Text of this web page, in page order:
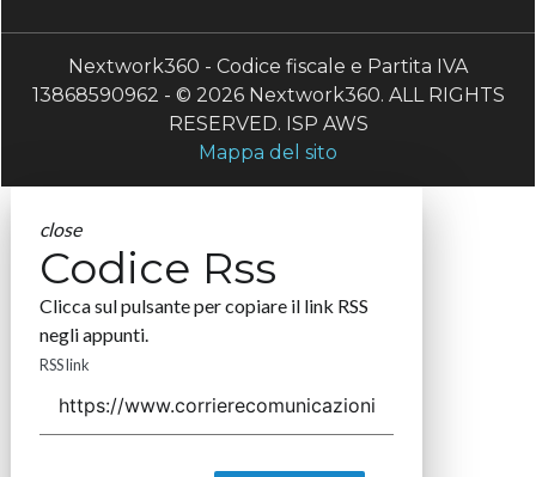
Nextwork360 - Codice fiscale e Partita IVA
13868590962 - © 2026 Nextwork360. ALL RIGHTS
RESERVED. ISP AWS
Mappa del sito
close
Codice Rss
Clicca sul pulsante per copiare il link RSS
negli appunti.
RSS link